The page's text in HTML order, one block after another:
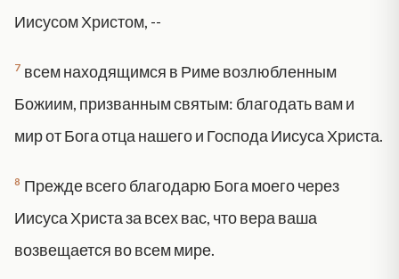
Иисусом Христом, --
7 всем находящимся в Риме возлюбленным
Божиим, призванным святым: благодать вам и
мир от Бога отца нашего и Господа Иисуса Христа.
8 Прежде всего благодарю Бога моего через
Иисуса Христа за всех вас, что вера ваша
возвещается во всем мире.